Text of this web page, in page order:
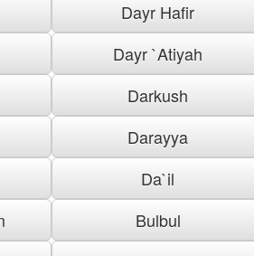
Dayr Hafir
Dayr `Atiyah
Darkush
Darayya
Da`il
Bulbul